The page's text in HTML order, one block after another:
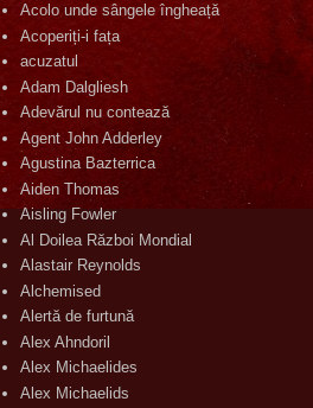
Acolo unde sângele îngheață
Acoperiți-i fața
acuzatul
Adam Dalgliesh
Adevărul nu contează
Agent John Adderley
Agustina Bazterrica
Aiden Thomas
Aisling Fowler
Al Doilea Război Mondial
Alastair Reynolds
Alchemised
Alertă de furtună
Alex Ahndoril
Alex Michaelides
Alex Michaelids